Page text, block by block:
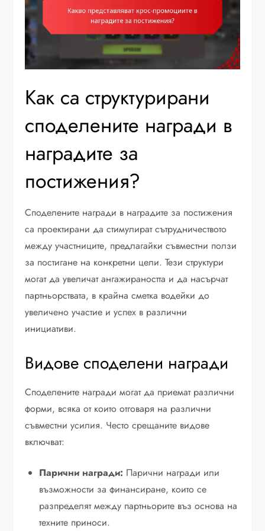
Как са структурирани
споделените награди в
наградите за
постижения?
Споделените награди в наградите за постижения
са проектирани да стимулират сътрудничеството
между участниците, предлагайки съвместни ползи
за постигане на конкретни цели. Тези структури
могат да увеличат ангажираността и да насърчат
партньорствата, в крайна сметка водейки до
увеличено участие и успех в различни
инициативи.
Видове споделени награди
Споделените награди могат да приемат различни
форми, всяка от които отговаря на различни
съвместни усилия. Често срещаните видове
включват:
Парични награди: Парични награди или
възможности за финансиране, които се
разпределят между партньорите въз основа на
техните приноси.